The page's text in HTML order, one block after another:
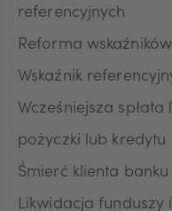
referencyjnych
Reforma wskaźników
Wskaźnik
Wcześniejsza
pożyczki lub kredytu
Śmierć klienta banku
Likwidacja funduszy